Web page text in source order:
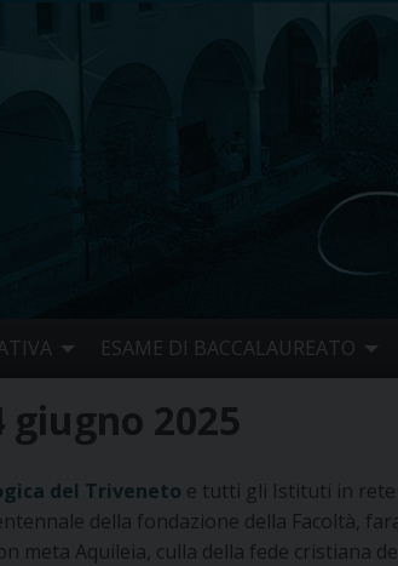
ESAME DI BACCALAUREATO
2025
del Triveneto e tutti gli Istituti in rete
della fondazione della Facoltà,
meta Aquileia, culla della fede cristiana